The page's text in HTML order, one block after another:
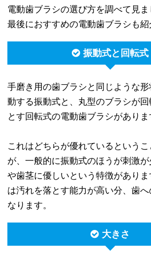
電動歯ブラシの選び方を調べて見ま
最後におすすめの電動歯ブラシも紹
振動式と回転式
手磨き用の歯ブラシと同じような
動する振動式と、丸型のブラシが
とす回転式の電動歯ブラシがありま
これはどちらが優れているという
が、一般的に振動式のほうが刺激
や歯茎に優しいという特徴があり
は汚れを落とす能力が高い分、歯へ
なります。
大きさ